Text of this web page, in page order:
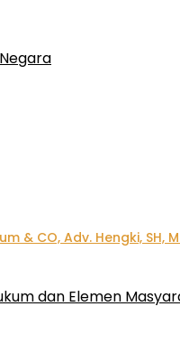
dan Elemen